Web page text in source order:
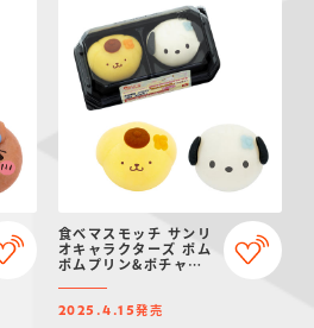
食べマスモッチ サンリ
オキャラクターズ ポム
ポムプリン&ポチャッ
2025.4.15発売